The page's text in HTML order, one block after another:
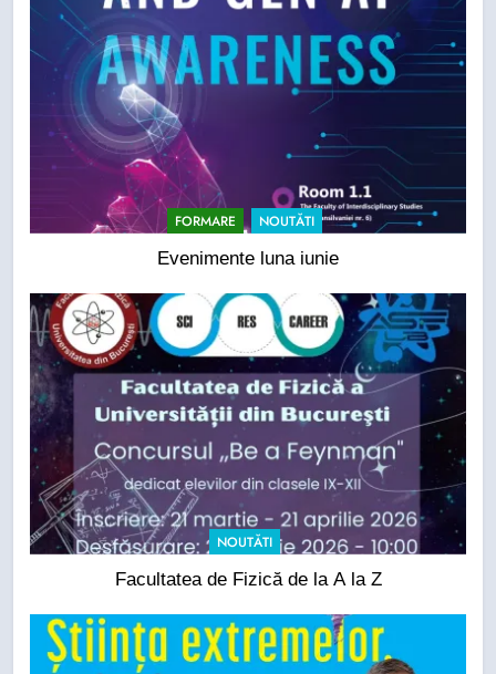
FORMARE
NOUTĂTI
Evenimente luna iunie
NOUTĂTI
Facultatea de Fizică de la A la Z